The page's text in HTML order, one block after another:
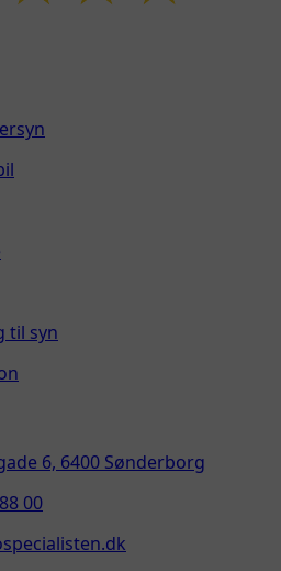
til syn
6, 6400 Sønderborg
00